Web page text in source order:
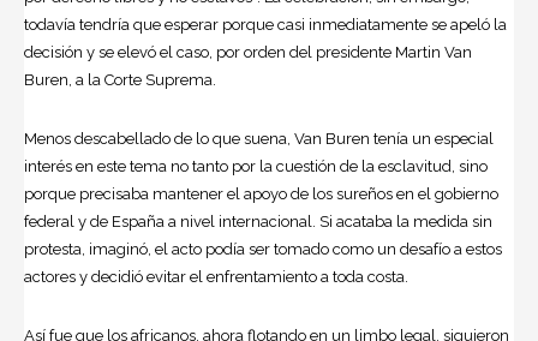
todavía tendría que esperar porque casi inmediatamente se apeló la
decisión y se elevó el caso, por orden del presidente Martin Van
Buren, a la Corte Suprema.
Menos descabellado de lo que suena, Van Buren tenía un especial
interés en este tema no tanto por la cuestión de la esclavitud, sino
porque precisaba mantener el apoyo de los sureños en el gobierno
federal y de España a nivel internacional. Si acataba la medida sin
protesta, imaginó, el acto podía ser tomado como un desafío a estos
actores y decidió evitar el enfrentamiento a toda costa.
Así fue que los africanos, ahora flotando en un limbo legal, siguieron